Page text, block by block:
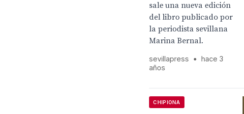
sale una nueva edición
del libro publicado por
la periodista sevillana
Marina Bernal.
sevillapress •
hace 3
años
CHIPIONA